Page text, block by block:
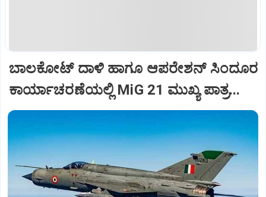
ಬಾಲಕೋಟ್‌ ದಾಳಿ ಹಾಗೂ ಆಪರೇಶನ್‌ ಸಿಂದೂರ
ಕಾರ್ಯಾಚರಣೆಯಲ್ಲಿ MiG 21 ಮುಖ್ಯ ಪಾತ್ರ...